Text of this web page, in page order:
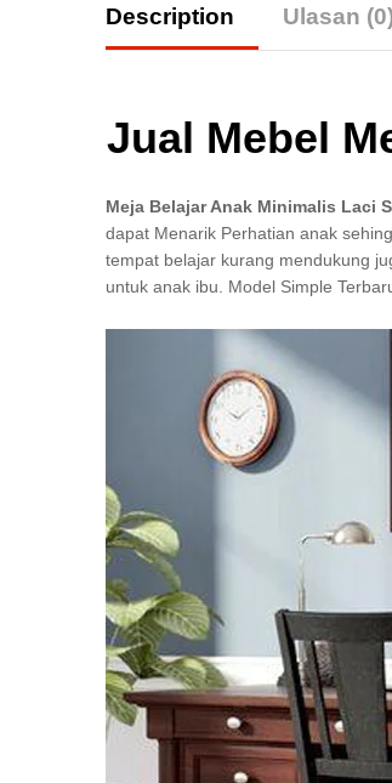
Description Ulasan
Jual Mebel
Meja Belajar Anak Minimalis Laci
dapat Menarik Perhatian anak
tempat belajar kurang mendukung
untuk anak ibu. Model Simple